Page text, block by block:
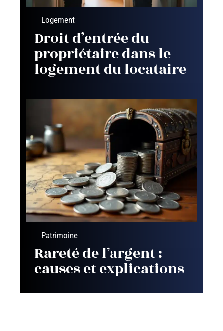
Logement
Droit d’entrée du
propriétaire dans le
logement du locataire
Patrimoine
Rareté de l’argent :
causes et explications